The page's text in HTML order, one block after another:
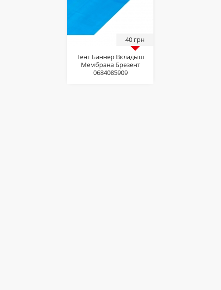
40 грн
Тент Баннер Вкладыш
Мембрана Брезент
0684085909